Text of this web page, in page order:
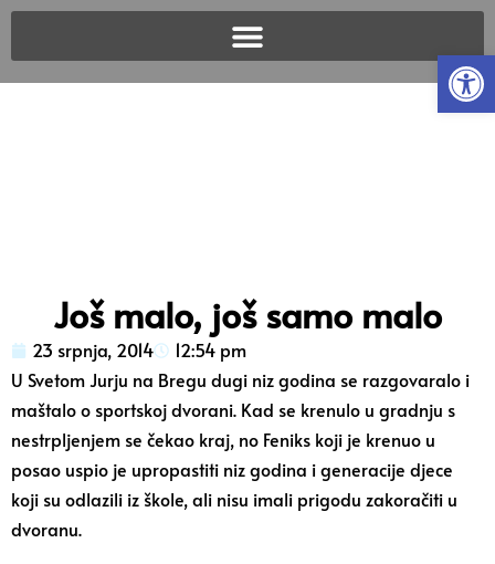
Još malo, još samo malo
23 srpnja, 2014
12:54 pm
U Svetom Jurju na Bregu dugi niz godina se razgovaralo i
maštalo o sportskoj dvorani. Kad se krenulo u gradnju s
nestrpljenjem se čekao kraj, no Feniks koji je krenuo u
posao uspio je upropastiti niz godina i generacije djece
koji su odlazili iz škole, ali nisu imali prigodu zakoračiti u
dvoranu.